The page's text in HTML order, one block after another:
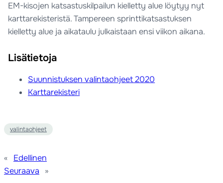
EM-kisojen katsastuskilpailun kielletty alue löytyy nyt
karttarekisteristä. Tampereen sprinttikatsastuksen
kielletty alue ja aikataulu julkaistaan ensi viikon aikana.
Lisätietoja
Suunnistuksen valintaohjeet 2020
Karttarekisteri
valintaohjeet
«
Edellinen
Seuraava
»